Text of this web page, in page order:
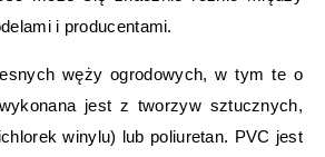
i producentami.
węży ogrodowych, w tym te o
jest z tworzyw sztucznych,
winylu) lub poliuretan. PVC jest